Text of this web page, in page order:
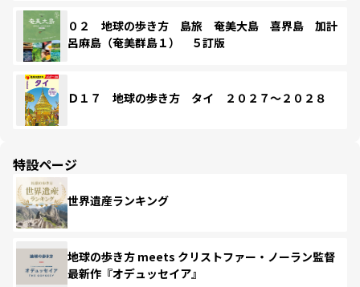
０２ 地球の歩き方 島旅 奄美大島 喜界島 加計
呂麻島（奄美群島１） ５訂版
Ｄ１７ 地球の歩き方 タイ ２０２７～２０２８
特設ページ
世界遺産ランキング
地球の歩き方 meets クリストファー・ノーラン監督
最新作『オデュッセイア』